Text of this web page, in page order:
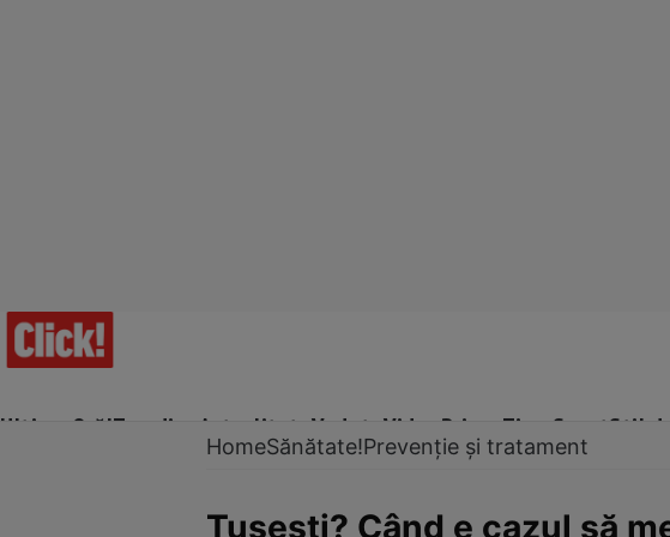
Ultima Oră!Trending Actualitate Vedete Video Prime Time SportStil
HomeSănătate!Prevenție și tratament
Tuşeşti? Când e cazul să